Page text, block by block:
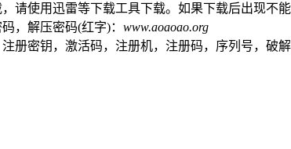
请使用迅雷等下载工具下载。如果下载后出现不
，解压密码(红字)： www.aoaoao.org
册密钥，激活码，注册机，注册码，序列号，破